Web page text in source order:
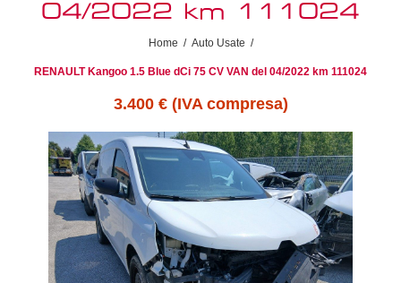
04/2022 km 111024
Home / Auto Usate /
RENAULT Kangoo 1.5 Blue dCi 75 CV VAN del 04/2022 km 111024
3.400 € (IVA compresa)